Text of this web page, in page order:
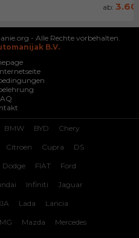
ab:
- Alle Rechte vorbehalten.
B.V.
BMW BYD Chery
Citroen Cupra DS
Dodge FIAT Ford
Infiniti Jaguar
Lada Lancia
MG Mazda Mercedes